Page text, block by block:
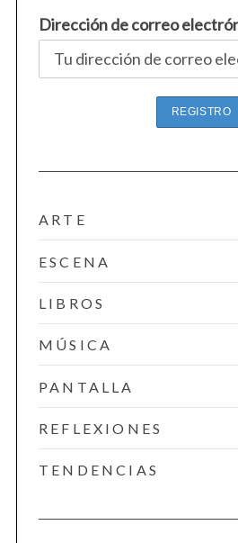
Dirección de correo
ARTE
ESCENA
LIBROS
MÚSICA
PANTALLA
REFLEXIONES
TENDENCIAS